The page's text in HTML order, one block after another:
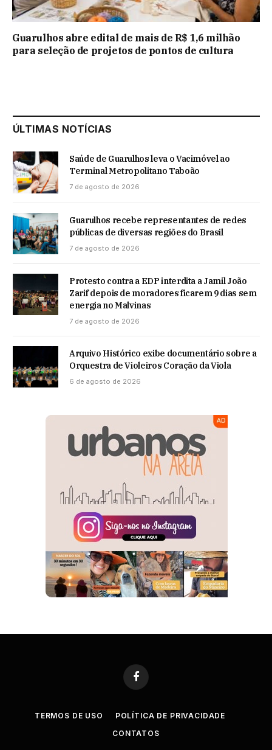
Guarulhos abre edital de mais de R$ 1,6 milhão
para seleção de projetos de pontos de cultura
ÚLTIMAS NOTÍCIAS
Saúde de Guarulhos leva o Vacimóvel ao
Terminal Metropolitano Taboão
7 de agosto de 2026
Guarulhos recebe representantes de redes
públicas de diversas regiões do Brasil
7 de agosto de 2026
Protesto contra a EDP interdita a Jamil João
Zarif depois de moradores ficarem 9 dias sem
energia no Malvinas
7 de agosto de 2026
Arquivo Histórico exibe documentário sobre a
Orquestra de Violeiros Coração da Viola
6 de agosto de 2026
Facebook
TERMOS DE USO
POLÍTICA DE PRIVACIDADE
CONTATOS